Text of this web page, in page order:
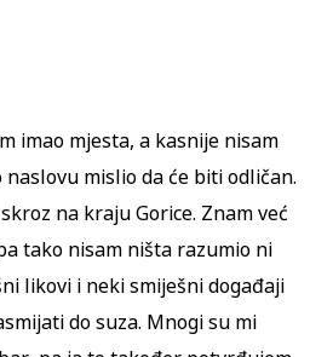
imao mjesta, a kasnije nisam
naslovu mislio da će biti odličan.
na kraju Gorice. Znam već
tako nisam ništa razumio ni
likovi i neki smiješni događaji
do suza. Mnogi su mi